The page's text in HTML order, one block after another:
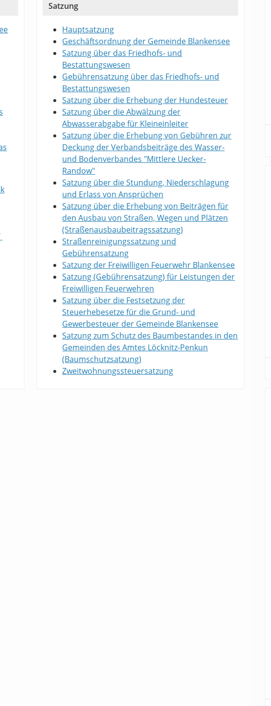
Satzung
Hauptsatzung
Geschäftsordnung der Gemeinde Blankensee
Satzung über das Friedhofs- und
Bestattungswesen
Gebührensatzung über das Friedhofs- und
Bestattungswesen
Satzung über die Erhebung der Hundesteuer
Satzung über die Abwälzung der
Abwasserabgabe für Kleineinleiter
Satzung über die Erhebung von Gebühren zur
Deckung der Verbandsbeiträge des Wasser-
und Bodenverbandes "Mittlere Uecker-
Randow"
Satzung über die Stundung, Niederschlagung
und Erlass von Ansprüchen
Satzung über die Erhebung von Beiträgen für
den Ausbau von Straßen, Wegen und Plätzen
(Straßenausbaubeitragssatzung)
Straßenreinigungssatzung und
Gebührensatzung
Satzung der Freiwilligen Feuerwehr Blankensee
Satzung (Gebührensatzung) für Leistungen der
Freiwilligen Feuerwehren
Satzung über die Festsetzung der
Steuerhebesetze für die Grund- und
Gewerbesteuer der Gemeinde Blankensee
Satzung zum Schutz des Baumbestandes in den
Gemeinden des Amtes Löcknitz-Penkun
(Baumschutzsatzung)
Zweitwohnungssteuersatzung